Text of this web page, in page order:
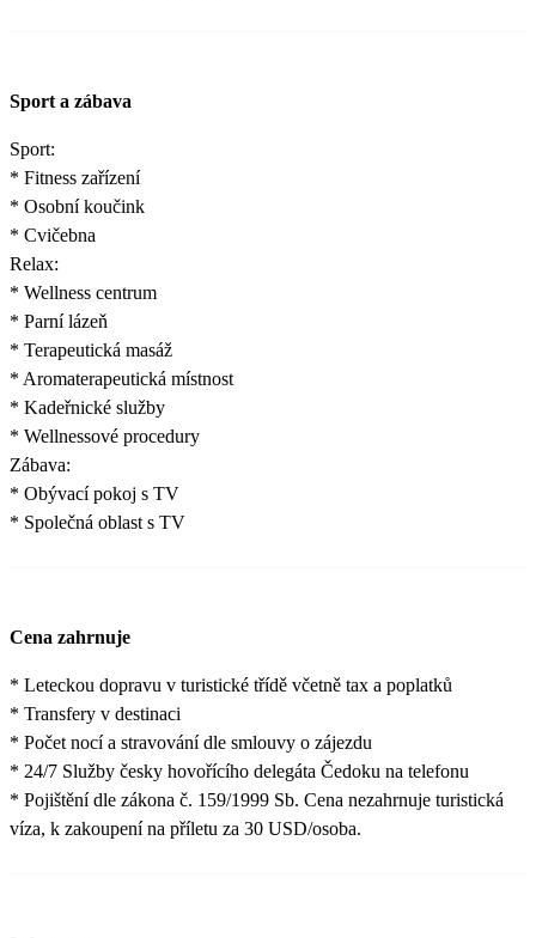
Sport a zábava
Sport:
* Fitness zařízení
* Osobní koučink
* Cvičebna
Relax:
* Wellness centrum
* Parní lázeň
* Terapeutická masáž
* Aromaterapeutická místnost
* Kadeřnické služby
* Wellnessové procedury
Zábava:
* Obývací pokoj s TV
* Společná oblast s TV
Cena zahrnuje
* Leteckou dopravu v turistické třídě včetně tax a poplatků
* Transfery v destinaci
* Počet nocí a stravování dle smlouvy o zájezdu
* 24/7 Služby česky hovořícího delegáta Čedoku na telefonu
* Pojištění dle zákona č. 159/1999 Sb. Cena nezahrnuje turistická
víza, k zakoupení na příletu za 30 USD/osoba.